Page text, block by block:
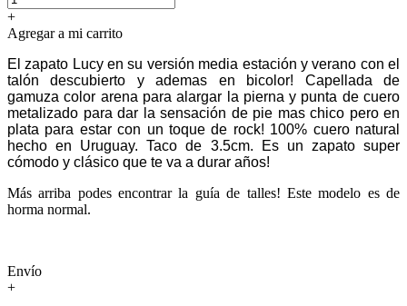
+
Agregar a mi carrito
El zapato Lucy en su versión media estación y verano con el
talón descubierto y ademas en bicolor! Capellada de
gamuza color arena para alargar la pierna y punta de cuero
metalizado para dar la sensación de pie mas chico pero en
plata para estar con un toque de rock! 100% cuero natural
hecho en Uruguay. Taco de 3.5cm. Es un zapato super
cómodo y clásico que te va a durar años!
Más arriba podes encontrar la guía de talles! Este modelo es de
horma normal.
Envío
+